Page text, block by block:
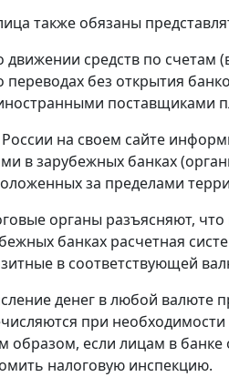
также обязаны
движении средств по счетам
переводах без открытия
поставщиками
на своем сайте
в зарубежных банках
за пределами
органы разъясняют,
банках расчетная
в соответствующей
денег в любой валюте
при
образом, если лицам в
налоговую инспекцию.